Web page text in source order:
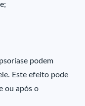
podem
Este efeito pode
ou após o